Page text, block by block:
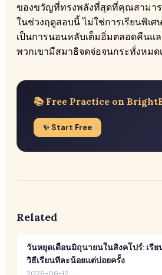
ของขวัญที่ทรงพลังที่สุดที่คุณสามา
ในช่วงฤดูสอบนี้ ไม่ใช่การเรียนพิเ
เป็นการนอนหลับเต็มอิ่มตลอดคืนแ
พวกเขามีสมาธิจดจ่อจนกระทั่งหมด
📚 Free Practice on
✨ Start Free
Related
วันหยุดเดือนมิถุนายนในสิงคโปร์: เรี
วิธีเรียนทีละน้อยแต่บ่อยครั้ง